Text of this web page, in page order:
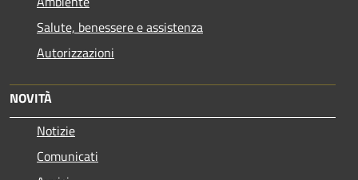
Salute, benessere e assistenza
Autorizzazioni
NOVITÀ
Notizie
Comunicati